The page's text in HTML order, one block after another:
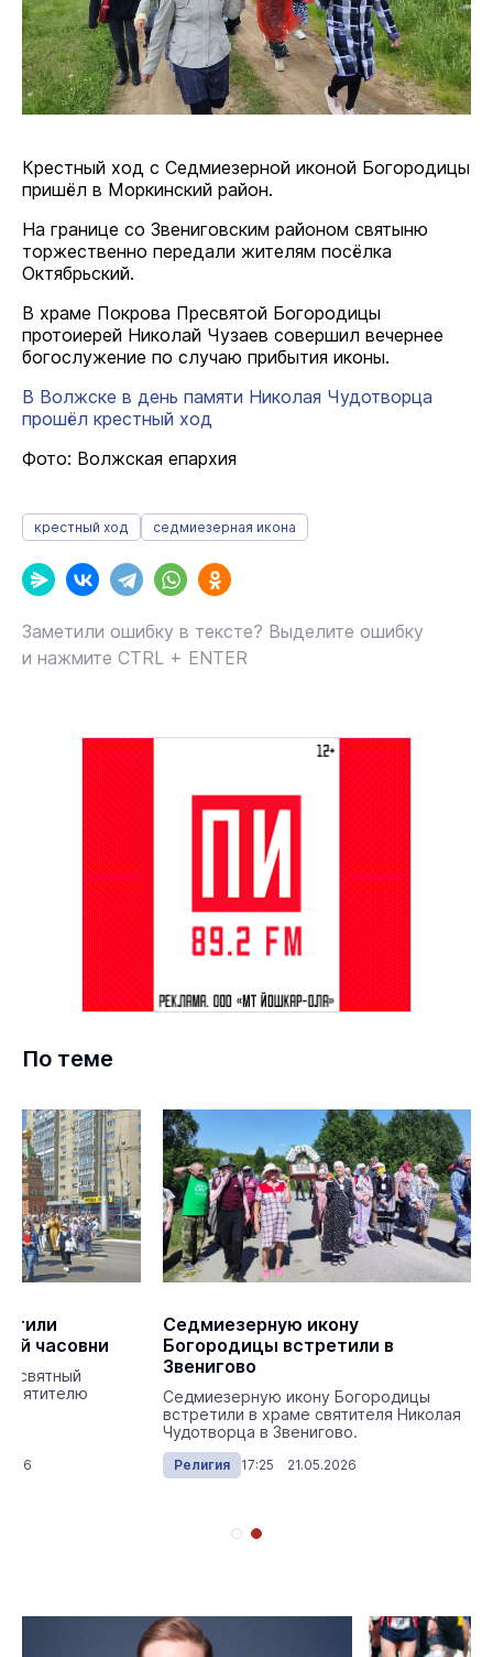
Крестный ход с Седмиезерной иконой Богородицы
пришёл в Моркинский район.
На границе со Звениговским районом святыню
торжественно передали жителям посёлка
Октябрьский.
В храме Покрова Пресвятой Богородицы
протоиерей Николай Чузаев совершил вечернее
богослужение по случаю прибытия иконы.
В Волжске в день памяти Николая Чудотворца
прошёл крестный ход
Фото: Волжская епархия
крестный ход седмиезерная икона
Заметили ошибку в тексте? Выделите ошибку
и нажмите CTRL + ENTER
По теме
часовни
Седмиезерную икону
Богородицы встретили в
Звенигово
Седмиезерную икону Богородицы
встретили в храме святителя Николая
Чудотворца в Звенигово.
Религия 17:25 21.05.2026